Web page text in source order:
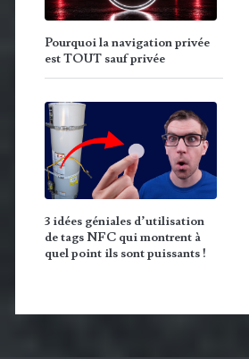
Pourquoi la navigation privée
est TOUT sauf privée
3 idées géniales d’utilisation
de tags NFC qui montrent à
quel point ils sont puissants !